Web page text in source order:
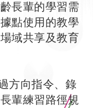
長輩的學習需
點使用的教學
域共享及教育
方向指令、錄
輩練習路徑規